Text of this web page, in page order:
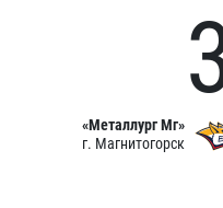
«Металлург Мг»
г. Магнитогорск